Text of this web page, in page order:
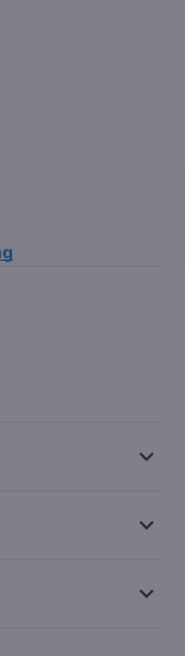
keyboard_arrow_down
keyboard_arrow_down
keyboard_arrow_down